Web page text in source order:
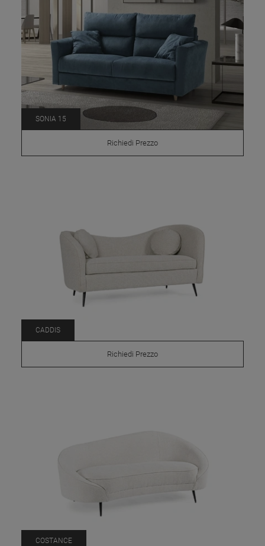
SONIA 15
Richiedi Prezzo
CADDIS
Richiedi Prezzo
COSTANCE